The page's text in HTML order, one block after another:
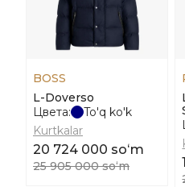
BOSS
L-Doverso
Цвета:
To'q ko'k
Kurtkalar
20 724 000 soʻm
25 905 000 soʻm